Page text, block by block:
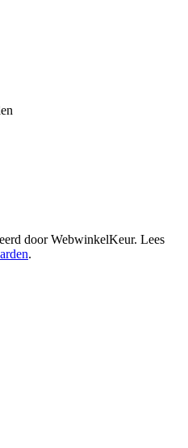
doorWebwinkelKeur. Lees
.